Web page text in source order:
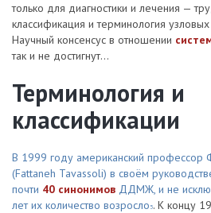
только для диагностики и лечения —
классификация и терминология
Научный консенсус в отношении
так и не достигнут...
Терминология и
классификации
В 1999 году американский профессор
(Fattaneh Tavassoli) в своём
почти 40 синонимов ДДМЖ, и не
лет их количество возросло 5. К концу